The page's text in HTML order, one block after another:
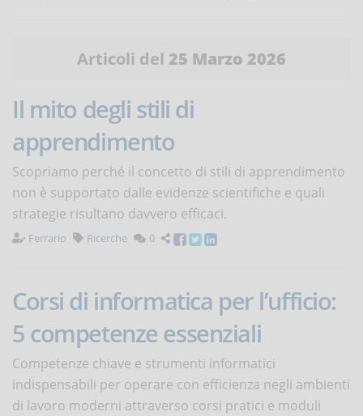
Articoli del 25 Marzo 2026
Il mito degli stili di
apprendimento
Scopriamo perché il concetto di stili di apprendimento
non è supportato dalle evidenze scientifiche e quali
strategie risultano davvero efficaci.
Ferrario Ricerche 0
Corsi di informatica per l’ufficio:
5 competenze essenziali
Competenze chiave e strumenti informatici
indispensabili per operare con efficienza negli ambienti
di lavoro moderni attraverso corsi pratici e moduli